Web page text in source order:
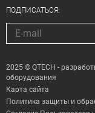
ПОДПИСАТЬСЯ:
2025 © QTECH -
оборудования
Карта сайта
Политика защиты и